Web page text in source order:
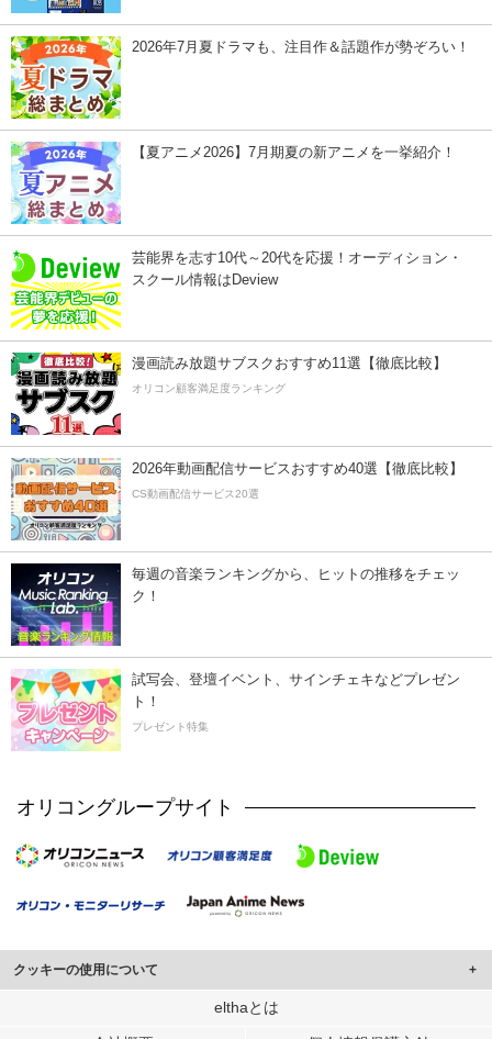
2026年7月夏ドラマも、注目作＆話題作が勢ぞろい！
【夏アニメ2026】7月期夏の新アニメを一挙紹介！
芸能界を志す10代～20代を応援！オーディション・
スクール情報はDeview
漫画読み放題サブスクおすすめ11選【徹底比較】
オリコン顧客満足度ランキング
2026年動画配信サービスおすすめ40選【徹底比較】
CS動画配信サービス20選
毎週の音楽ランキングから、ヒットの推移をチェッ
ク！
試写会、登壇イベント、サインチェキなどプレゼン
ト！
プレゼント特集
オリコングループサイト
クッキーの使用について
このサイトでは Cookie を使用して、ユーザーに合わせたコンテンツや広告の
elthaとは